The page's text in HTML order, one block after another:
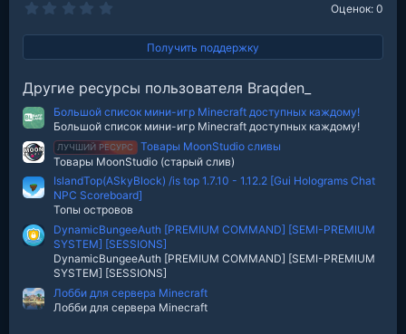
0
з
е
з
д
Оценок: 0
Получить поддержку
Другие ресурсы пользователя Braqden_
Большой список мини-игр Minecraft доступных каждому!
Большой список мини-игр Minecraft доступных каждому!
ЛУЧШИЙ РЕСУРС
Товары MoonStudio сливы
Товары MoonStudio (старый слив)
IslandTop(ASkyBlock) /is top 1.7.10 - 1.12.2 [Gui Holograms Chat
NPC Scoreboard]
Топы островов
DynamicBungeeAuth [PREMIUM COMMAND] [SEMI-PREMIUM
SYSTEM] [SESSIONS]
DynamicBungeeAuth [PREMIUM COMMAND] [SEMI-PREMIUM
SYSTEM] [SESSIONS]
Лобби для сервера Minecraft
Лобби для сервера Minecraft